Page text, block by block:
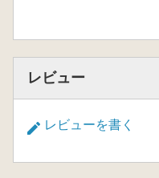
レビュー
レビューを書く